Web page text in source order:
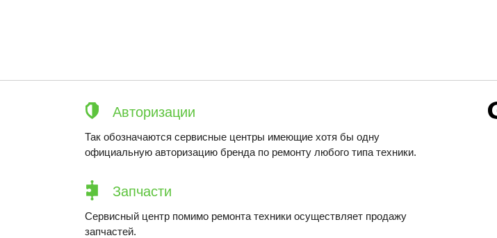
Авторизации
Так обозначаются сервисные центры имеющие хотя бы одну
официальную авторизацию бренда по ремонту любого типа техники.
Запчасти
Сервисный центр помимо ремонта техники осуществляет продажу
запчастей.